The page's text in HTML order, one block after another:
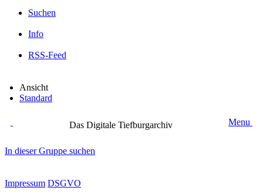
Suchen
Info
RSS-Feed
Ansicht
Standard
Das Digitale Tiefburgarchiv Menu
In dieser Gruppe suchen
Impressum DSGVO